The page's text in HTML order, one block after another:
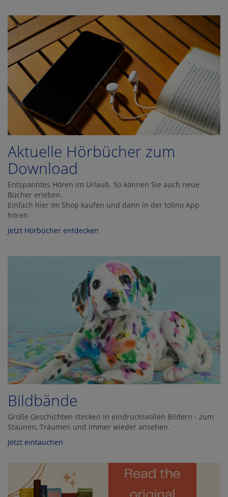
Aktuelle Hörbücher zum
Download
Entspanntes Hören im Urlaub. So können Sie auch neue
Bücher erleben.
Einfach hier im Shop kaufen und dann in der tolino App
hören
Jetzt Hörbücher entdecken
Bildbände
Große Geschichten stecken in eindrucksvollen Bildern - zum
Staunen, Träumen und immer wieder ansehen.
Jetzt eintauchen